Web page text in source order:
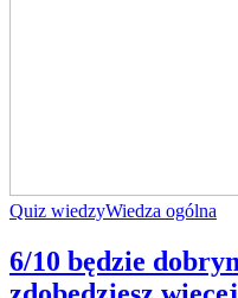
Quiz wiedzyWiedza ogólna
6/10 będzie